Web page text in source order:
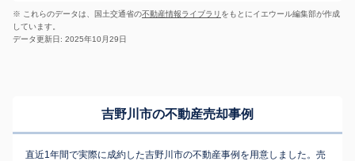
※ これらのデータは、国土交通省の不動産情報ライブラリ をもとにイエウール編集部が作成
しています。
データ更新日: 2025年10月29日
吉野川市の不動産売却事例
直近1年間で実際に成約した吉野川市の不動産事例を用意しました。売